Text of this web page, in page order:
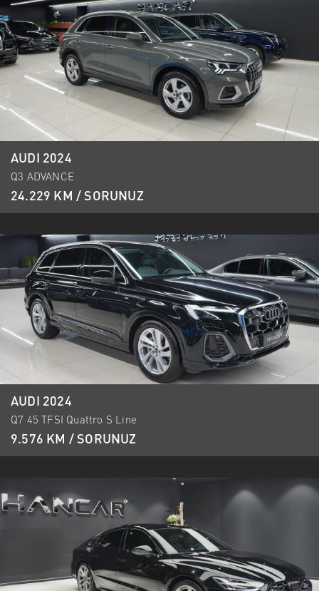
AUDI 2024
Q3 ADVANCE
24.229 KM / SORUNUZ
AUDI 2024
Q7 45 TFSI Quattro S Line
9.576 KM / SORUNUZ